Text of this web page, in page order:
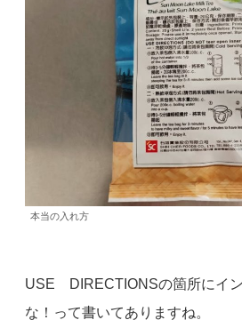
本当の入れ方
USE DIRECTIONSの箇所にイ
な！って書いてありますね。